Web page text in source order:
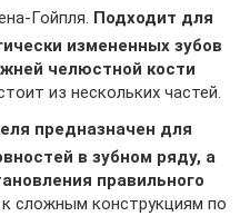
Гойпля. Подходит для
измененных зубов
челюстной кости
из нескольких частей.
предназначен для
в зубном ряду, а
правильного
сложным конструкциям по